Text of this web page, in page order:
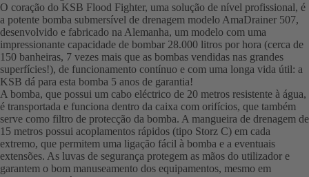
O coração do KSB Flood Fighter, uma solução de nível profissional, é
a potente bomba submersível de drenagem modelo AmaDrainer 507,
desenvolvido e fabricado na Alemanha, um modelo com uma
impressionante capacidade de bombar 28.000 litros por hora (cerca de
150 banheiras, 7 vezes mais que as bombas vendidas nas grandes
superfícies!), de funcionamento contínuo e com uma longa vida útil: a
KSB dá para esta bomba 5 anos de garantia!
A bomba, que possui um cabo eléctrico de 20 metros resistente à água,
é transportada e funciona dentro da caixa com orifícios, que também
serve como filtro de protecção da bomba. A mangueira de drenagem de
15 metros possui acoplamentos rápidos (tipo Storz C) em cada
extremo, que permitem uma ligação fácil à bomba e a eventuais
extensões. As luvas de segurança protegem as mãos do utilizador e
garantem o bom manuseamento dos equipamentos, mesmo em